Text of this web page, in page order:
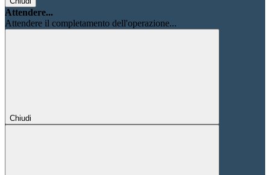
Attendere...
Attendere il completamento dell'operazione...
Chiudi